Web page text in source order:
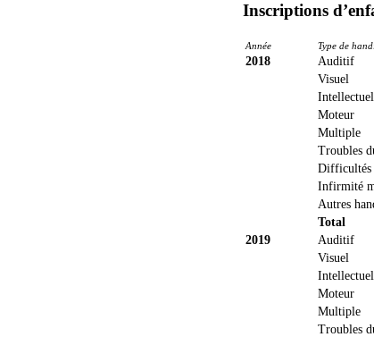
Inscriptions
Année Type de
2018 Auditif
Visuel
Intellectuel
Moteur
Multiple
Troubles
Difficultés
Infirmité
Autres
Total
2019
Auditif
Visuel
Intellectuel
Moteur
Multiple
Troubles